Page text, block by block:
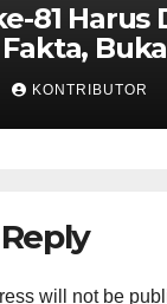
81 Harus
KONTRIBUTOR
will not be